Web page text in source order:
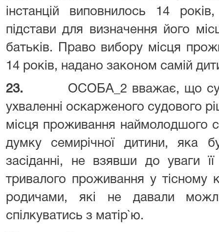
інстанцій виповнилось 14
підстави для визначення його
батьків. Право вибору місця
14 років, надано законом самій
23.
ОСОБА_2 вважає, що суд
ухваленні оскарженого судового
місця проживання наймолодшого
думку семирічної дитини, яка
засіданні, не взявши до уваги її
тривалого проживання у тісному
родичами, які не давали
спілкуватись з матір`ю.